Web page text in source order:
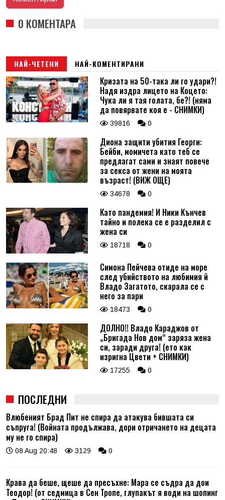
0 КОМЕНТАРА
НАЙ-ЧЕТЕНИ НАЙ-КОМЕНТИРАНИ
Кризата на 50-така ли го удари?!
Надя издра лицето на Коцето:
Чука ли я тая голата, бе?! (няма
да повярвате коя е - СНИМКИ)
39816 0
Диона защити убития Георги:
Бейби, момичета като теб се
предлагат сами и знаят повече
за секса от жени на моята
възраст! (ВИЖ ОЩЕ)
34678 0
Като пандемия! И Ники Кънчев
тайно и полека се е разделил с
жена си
18718 0
Симона Пейчева отиде на море
след убийството на любимия й
Владо Загатото, скарала се с
него за пари
18473 0
ДОЛНО!! Владо Караджов от
„Бригада Нов дом“ заряза жена
си, заради друга! (ето как
изригна Цвети + СНИМКИ)
17255 0
ПОСЛЕДНИ
Влюбеният Брад Пит не спира да атакува бившата си
съпруга! (Войната продължава, дори отричането на децата
му не го спира)
08 Aug 20:48 3129 0
Крава да беше, щеше да пресъхне: Мара се съдра да дои
Теодор! (от седмица в Сен Тропе, глупакът я води на шопинг